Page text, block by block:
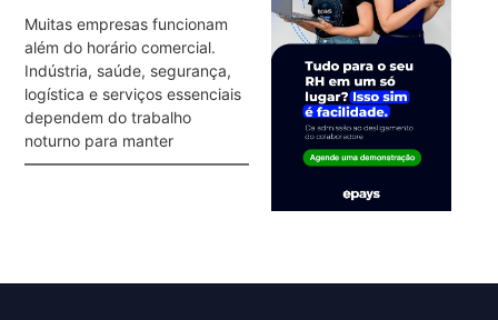
Muitas empresas funcionam
além do horário comercial.
Indústria, saúde, segurança,
logística e serviços essenciais
dependem do trabalho
noturno para manter